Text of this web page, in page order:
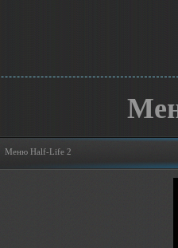
Меню Half-Life 2